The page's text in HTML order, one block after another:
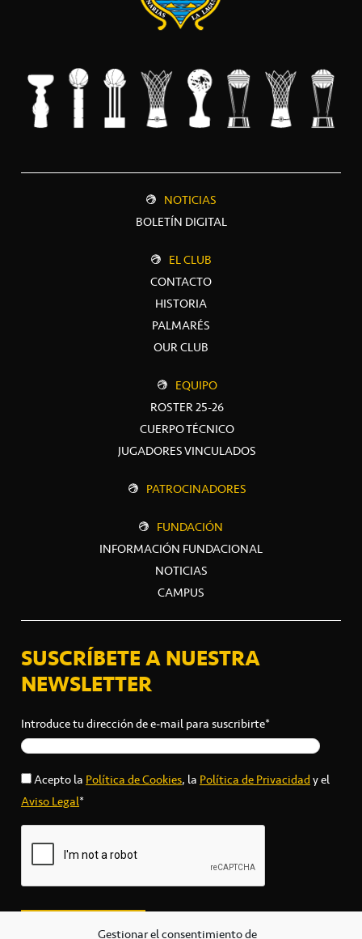
Gestionar el consentimiento de
NOTICIAS
BOLETÍN DIGITAL
EL CLUB
CONTACTO
HISTORIA
PALMARÉS
OUR CLUB
EQUIPO
ROSTER 25-26
CUERPO TÉCNICO
JUGADORES VINCULADOS
PATROCINADORES
FUNDACIÓN
INFORMACIÓN FUNDACIONAL
NOTICIAS
CAMPUS
SUSCRÍBETE A NUESTRA
NEWSLETTER
Introduce tu dirección de e-mail para suscribirte*
Acepto laPolítica de Cookies, laPolítica de Privacidady el
Aviso Legal*